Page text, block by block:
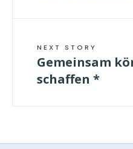
NEXT STORY
Gemeinsam
schaffen *